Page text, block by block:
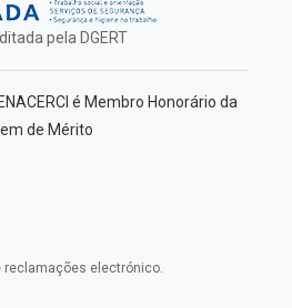
pela DGERT
é Membro Honorário da
de Mérito
reclamações electrónico.